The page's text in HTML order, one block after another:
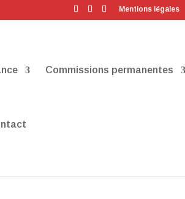
Mentions légales
Commissions permanentes